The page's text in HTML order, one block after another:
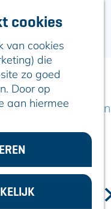
cookies
van cookies
die
zo goed
Door op
aan hiermee
Hier is Boskoop
Lekker Lokaal
Ontdek het
Erfgoed
Natuurlijk genieten
In en om Alphen
Kleuren van de
toren
theater van
| | |